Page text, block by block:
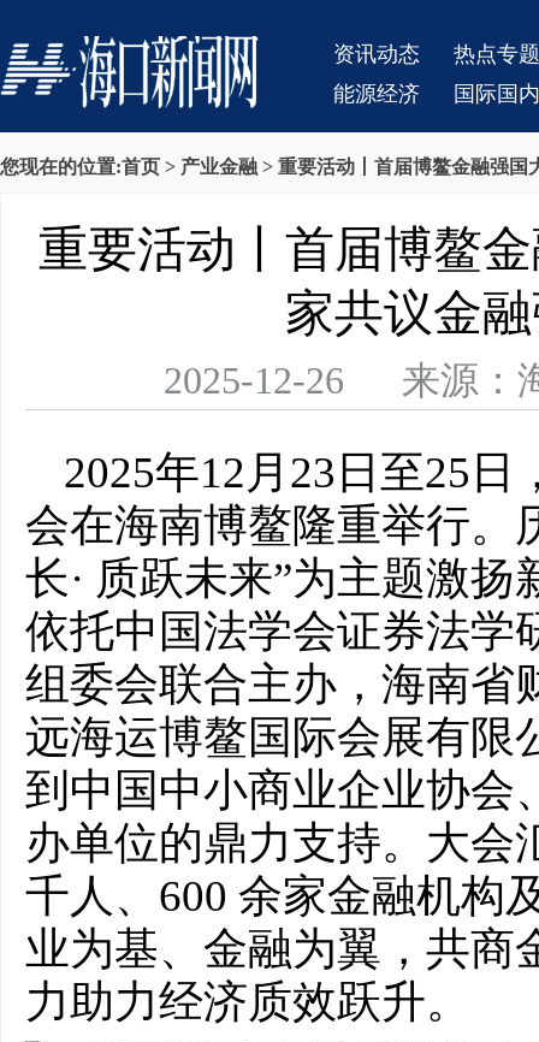
资讯动态
热点专题
能源经济
国际国内
您现在的位置:首页 > 产业金融 > 重要活动丨首届博鳌金融强国
重要活动丨首届博鳌
家共议金
2025-12-26 来源：
2025年12月23日至25日
会在海南博鳌隆重举行。
长· 质跃未来”为主题激
依托中国法学会证券法学
组委会联合主办，海南省
远海运博鳌国际会展有限
到中国中小商业企业协会
办单位的鼎力支持。大会
千人、600 余家金融机构
业为基、金融为翼，共商
力助力经济质效跃升。